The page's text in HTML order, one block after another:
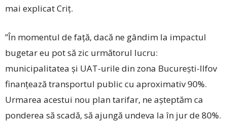
mai explicat Criţ.
”În momentul de faţă, dacă ne gândim la impactul
bugetar eu pot să zic următorul lucru:
municipalitatea şi UAT-urile din zona Bucureşti-Ilfov
finanţează transportul public cu aproximativ 90%.
Urmarea acestui nou plan tarifar, ne aşteptăm ca
ponderea să scadă, să ajungă undeva la în jur de 80%.